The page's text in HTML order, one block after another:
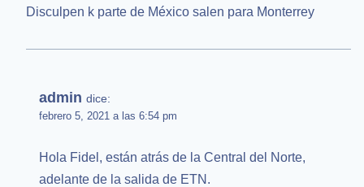
Disculpen k parte de México salen para Monterrey
admin dice:
febrero 5, 2021 a las 6:54 pm
Hola Fidel, están atrás de la Central del Norte,
adelante de la salida de ETN.